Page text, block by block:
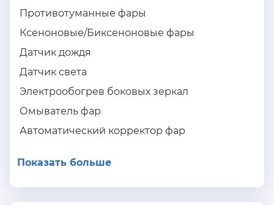
Противотуманные фары
Ксеноновые/Биксеноновые фары
Датчик дождя
Датчик света
Электрообогрев боковых зеркал
Омыватель фар
Автоматический корректор фар
Показать больше